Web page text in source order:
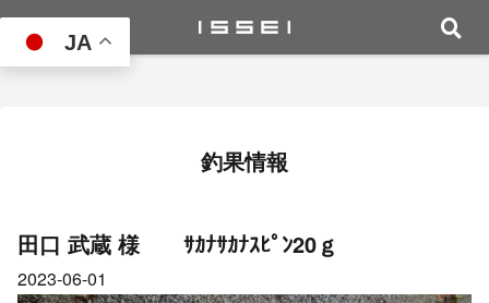
JA
釣果情報
田口 武蔵 様 ｻｶﾅｻｶﾅｽﾋﾟﾝ20ｇ
2023-06-01